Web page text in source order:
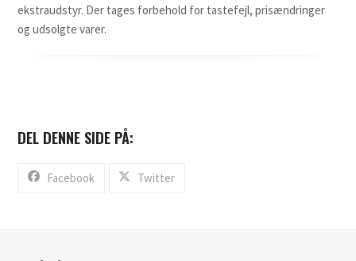
ekstraudstyr. Der tages forbehold for tastefejl, prisændringer
og udsolgte varer.
DEL DENNE SIDE PÅ:
Facebook Twitter